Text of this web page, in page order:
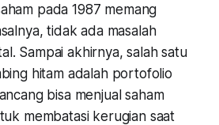
pada 1987 memang
tidak ada masalah
Sampai akhirnya, salah satu
hitam adalah portofolio
bisa menjual saham
membatasi kerugian saat